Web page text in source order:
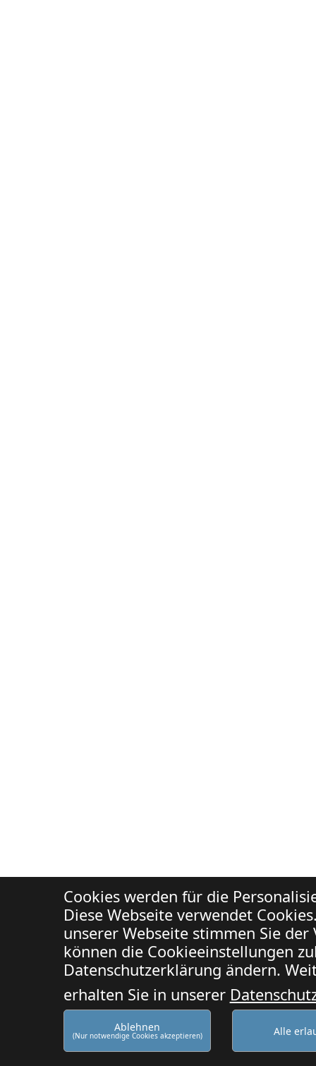
Cookies werden für die
Diese Webseite verwendet
unserer Webseite stimmen Sie
können die Cookieeinstellungen
Datenschutzerklärung ändern.
erhalten Sie in unserer
Ablehnen
(Nur notwendige Cookies akzeptieren) Alle